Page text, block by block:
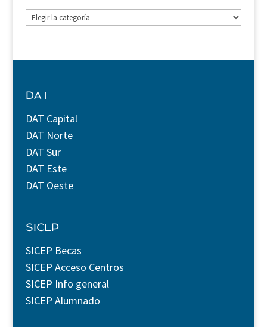
Categorías
DAT
DAT Capital
DAT Norte
DAT Sur
DAT Este
DAT Oeste
SICEP
SICEP Becas
SICEP Acceso Centros
SICEP Info general
SICEP Alumnado